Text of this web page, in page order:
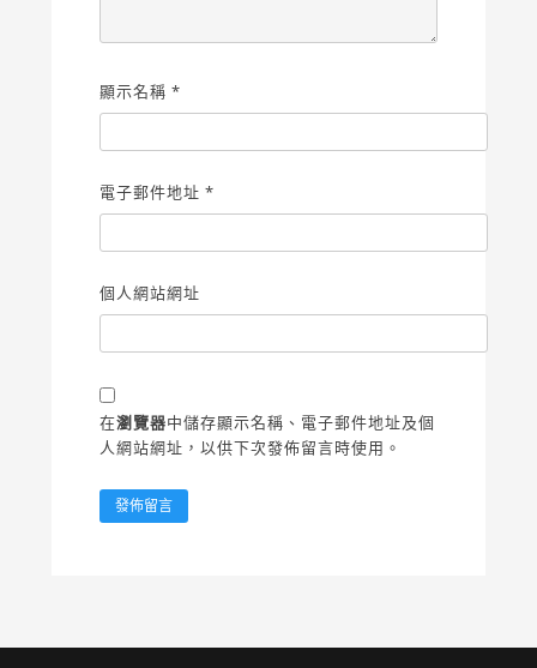
顯示名稱 *
電子郵件地址 *
個人網站網址
在瀏覽器中儲存顯示名稱、電子郵件地址及個
人網站網址，以供下次發佈留言時使用。